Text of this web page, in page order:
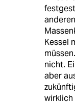
Kessel
nicht.
aber
wirklich